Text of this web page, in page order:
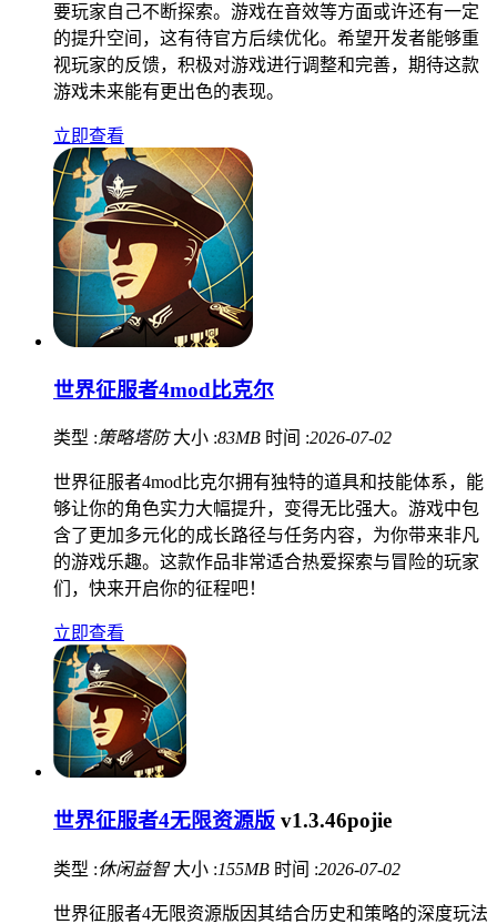
要玩家自己不断探索。游戏在音效等方面或许还有一定
的提升空间，这有待官方后续优化。希望开发者能够重
视玩家的反馈，积极对游戏进行调整和完善，期待这款
游戏未来能有更出色的表现。
立即查看
世界征服者4mod比克尔
类型 : 策略塔防 大小 :83MB 时间 :2026-07-02
世界征服者4mod比克尔拥有独特的道具和技能体系，能
够让你的角色实力大幅提升，变得无比强大。游戏中包
含了更加多元化的成长路径与任务内容，为你带来非凡
的游戏乐趣。这款作品非常适合热爱探索与冒险的玩家
们，快来开启你的征程吧！
立即查看
世界征服者4无限资源版 v1.3.46pojie
类型 :休闲益智 大小 :155MB 时间 :2026-07-02
世界征服者4无限资源版因其结合历史和策略的深度玩法